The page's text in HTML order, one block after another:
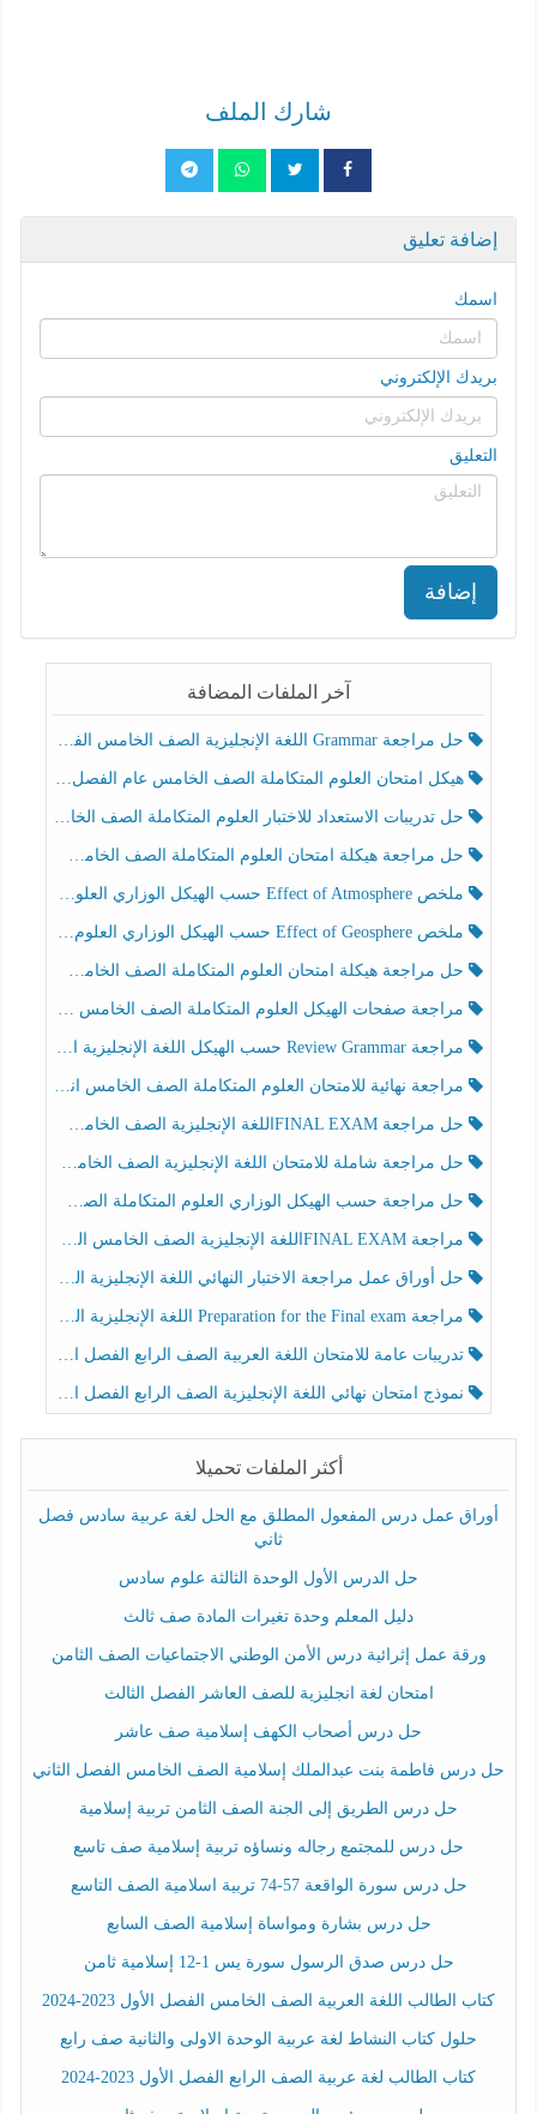
شارك الملف
إضافة تعليق
اسمك
بريدك الإلكتروني
التعليق
إضافة
آخر الملفات المضافة
حل مراجعة Grammar اللغة الإنجليزية الصف الخامس الفصل الثالث
هيكل امتحان العلوم المتكاملة الصف الخامس عام الفصل الدراسي الثالث 2025-2026
حل تدريبات الاستعداد للاختبار العلوم المتكاملة الصف الخامس عام الفصل الثالث
حل مراجعة هيكلة امتحان العلوم المتكاملة الصف الخامس انسبير الفصل الثالث
ملخص Effect of Atmosphere حسب الهيكل الوزاري العلوم المتكاملة الصف الخامس انسبير الفصل الثالث
ملخص Effect of Geosphere حسب الهيكل الوزاري العلوم المتكاملة الصف الخامس انسبير الفصل الثالث
حل مراجعة هيكلة امتحان العلوم المتكاملة الصف الخامس عام الفصل الثالث
مراجعة صفحات الهيكل العلوم المتكاملة الصف الخامس انسبير الفصل الثالث
مراجعة Review Grammar حسب الهيكل اللغة الإنجليزية الصف الخامس الفصل الثالث
مراجعة نهائية للامتحان العلوم المتكاملة الصف الخامس انسبير الفصل الثالث
حل مراجعة FINAL EXAMاللغة الإنجليزية الصف الخامس الفصل الثالث
حل مراجعة شاملة للامتحان اللغة الإنجليزية الصف الخامس الفصل الثالث
حل مراجعة حسب الهيكل الوزاري العلوم المتكاملة الصف الخامس عام الفصل الثالث
مراجعة FINAL EXAMاللغة الإنجليزية الصف الخامس الفصل الثالث
حل أوراق عمل مراجعة الاختبار النهائي اللغة الإنجليزية الصف الرابع الفصل الثالث
مراجعة Preparation for the Final exam اللغة الإنجليزية الصف الرابع الفصل الثالث
تدريبات عامة للامتحان اللغة العربية الصف الرابع الفصل الثالث
نموذج امتحان نهائي اللغة الإنجليزية الصف الرابع الفصل الثالث
أكثر الملفات تحميلا
أوراق عمل درس المفعول المطلق مع الحل لغة عربية سادس فصل
ثاني
حل الدرس الأول الوحدة الثالثة علوم سادس
دليل المعلم وحدة تغيرات المادة صف ثالث
ورقة عمل إثرائية درس الأمن الوطني الاجتماعيات الصف الثامن
امتحان لغة انجليزية للصف العاشر الفصل الثالث
حل درس أصحاب الكهف إسلامية صف عاشر
حل درس فاطمة بنت عبدالملك إسلامية الصف الخامس الفصل الثاني
حل درس الطريق إلى الجنة الصف الثامن تربية إسلامية
حل درس للمجتمع رجاله ونساؤه تربية إسلامية صف تاسع
حل درس سورة الواقعة 57-74 تربية اسلامية الصف التاسع
حل درس بشارة ومواساة إسلامية الصف السابع
حل درس صدق الرسول سورة يس 1-12 إسلامية ثامن
كتاب الطالب اللغة العربية الصف الخامس الفصل الأول 2023-2024
حلول كتاب النشاط لغة عربية الوحدة الاولى والثانية صف رابع
كتاب الطالب لغة عربية الصف الرابع الفصل الأول 2023-2024